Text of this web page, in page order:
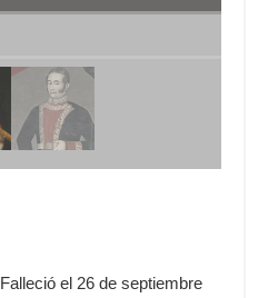
Falleció el 26 de septiembre